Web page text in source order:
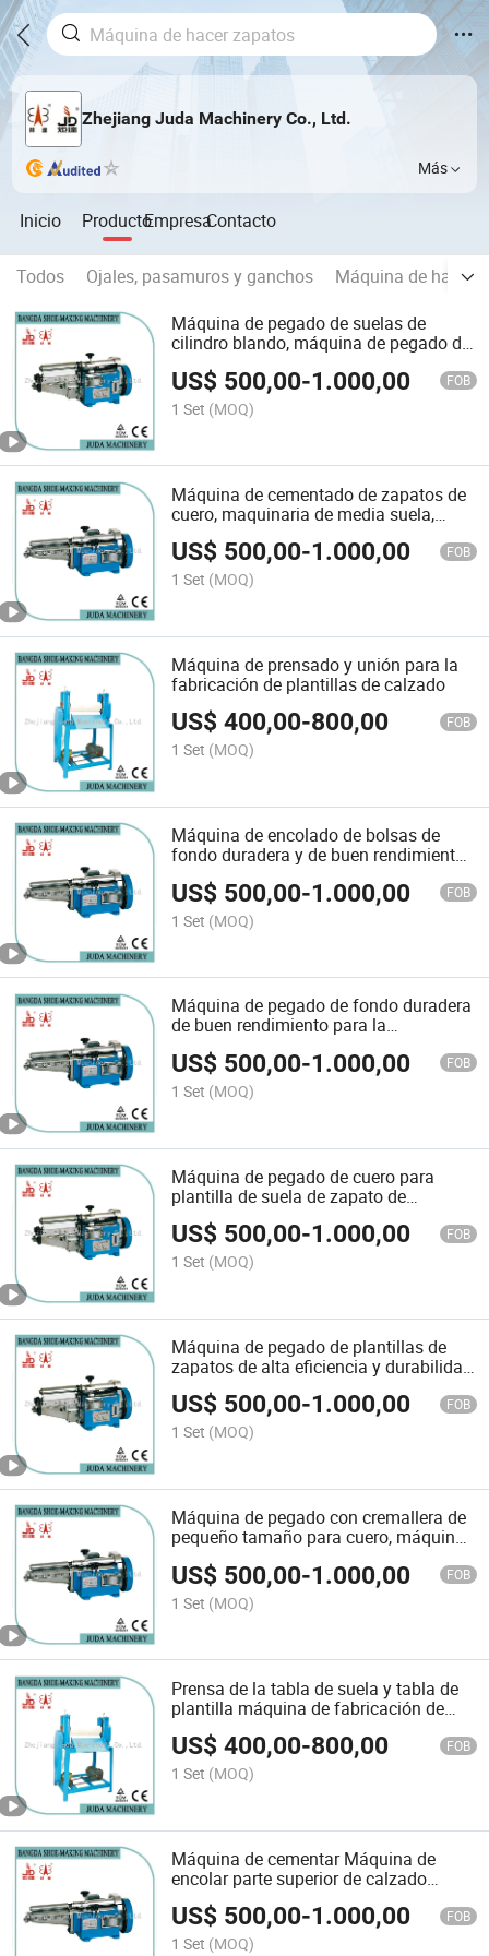
Zhejiang Juda Machinery Co., Ltd.
Más
Inicio ProductoEmpresaContacto
Todos Ojales, pasamuros y ganchos
Máquina de hacer
Máquina de pegado de suelas de
cilindro blando, máquina de pegado de
medias suelas
US$ 500,00-1.000,00 FOB
1 Set (MOQ)
Máquina de cementado de zapatos de
cuero, maquinaria de media suela,
máquina de encolado de plantillas
US$ 500,00-1.000,00 FOB
1 Set (MOQ)
Máquina de prensado y unión para la
fabricación de plantillas de calzado
US$400,00-800,00 FOB
1 Set (MOQ)
Máquina de encolado de bolsas de
fondo duradera y de buen rendimiento
US$ 500,00-1.000,00 FOB
1 Set (MOQ)
Máquina de pegado de fondo duradera
de buen rendimiento para la
fabricación de calzado
US$ 500,00-1.000,00 FOB
1 Set (MOQ)
Máquina de pegado de cuero para
plantilla de suela de zapato de
operación simple
US$ 500,00-1.000,00 FOB
1 Set (MOQ)
Máquina de pegado de plantillas de
zapatos de alta eficiencia y durabilidad,
máquina para la fabricación de
zapatos
US$ 500,00-1.000,00 FOB
1 Set (MOQ)
Máquina de pegado con cremallera de
pequeño tamaño para cuero, máquina
US$ 500,00-1.000,00 FOB
1 Set (MOQ)
Prensa de la tabla de suela y tabla de
plantilla máquina de fabricación de
calzado
US$400,00-800,00 FOB
1 Set (MOQ)
Máquina de cementar Máquina de
encolar parte superior de calzado
Máquina de hacer zapatos de cuero
US$ 500,00-1.000,00 FOB
1 Set (MOQ)